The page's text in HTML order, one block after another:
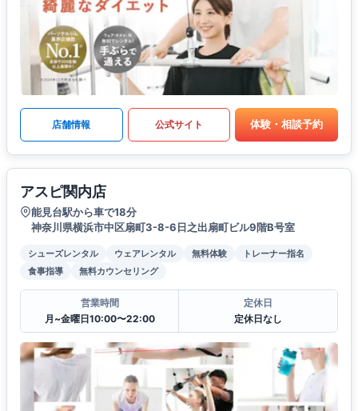
店舗情報 公式サイト 体験・相談予約
アスピ関内店
能見台駅から車で18分
神奈川県横浜市中区扇町3-8-6日之出扇町ビル9階B号室
シューズレンタル ウェアレンタル 無料体験
トレーナー指名
食事指導
無料カウンセリング
営業時間
月~金曜日10:00〜22:00
定休日
定休日なし